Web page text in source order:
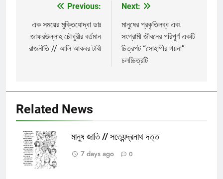
navigation
Previous:
এক সময়ের মুক্তিযোদ্ধা ডাঃ
জাফরউল্লাহ চৌধুরীর বর্তমান
রাজনীতি // আলি আকবর টাবী
Next:
মানুষের প্রকৃতিলব্ধ এবং
সংগ্রামী জীবনের পরিপূর্ণ একটি
চিত্রপট “সোহাগীর গয়না”
চলচ্চিত্রটি
Related News
মানুষ জাতি // সত্যেন্দ্রনাথ দত্ত
7 days ago
0